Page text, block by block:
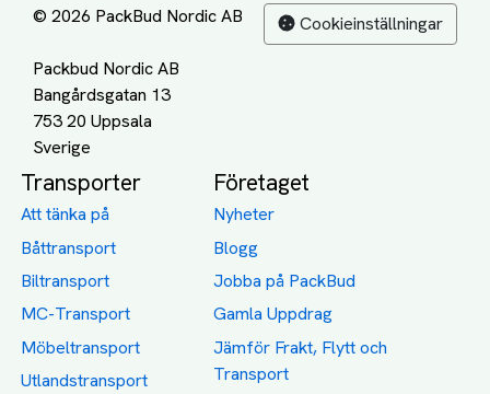
© 2026 PackBud Nordic AB
Packbud Nordic AB
Bangårdsgatan 13
753 20 Uppsala
Cookieinställningar
Transporter
Att tänka på
Båttransport
Biltransport
MC-Transport
Möbeltransport
Utlandstransport
Företaget
Nyheter
Blogg
Jobba på PackBud
Gamla Uppdrag
Jämför Frakt, Flytt och
Transport